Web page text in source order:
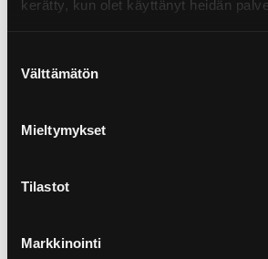
kerätty, kun olet käyttänyt heidän
valinta
Välttämätön
Mieltymykset
Tilastot
Markkinointi